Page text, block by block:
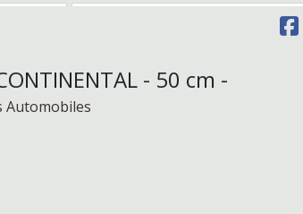
- 50 cm -
Automobiles